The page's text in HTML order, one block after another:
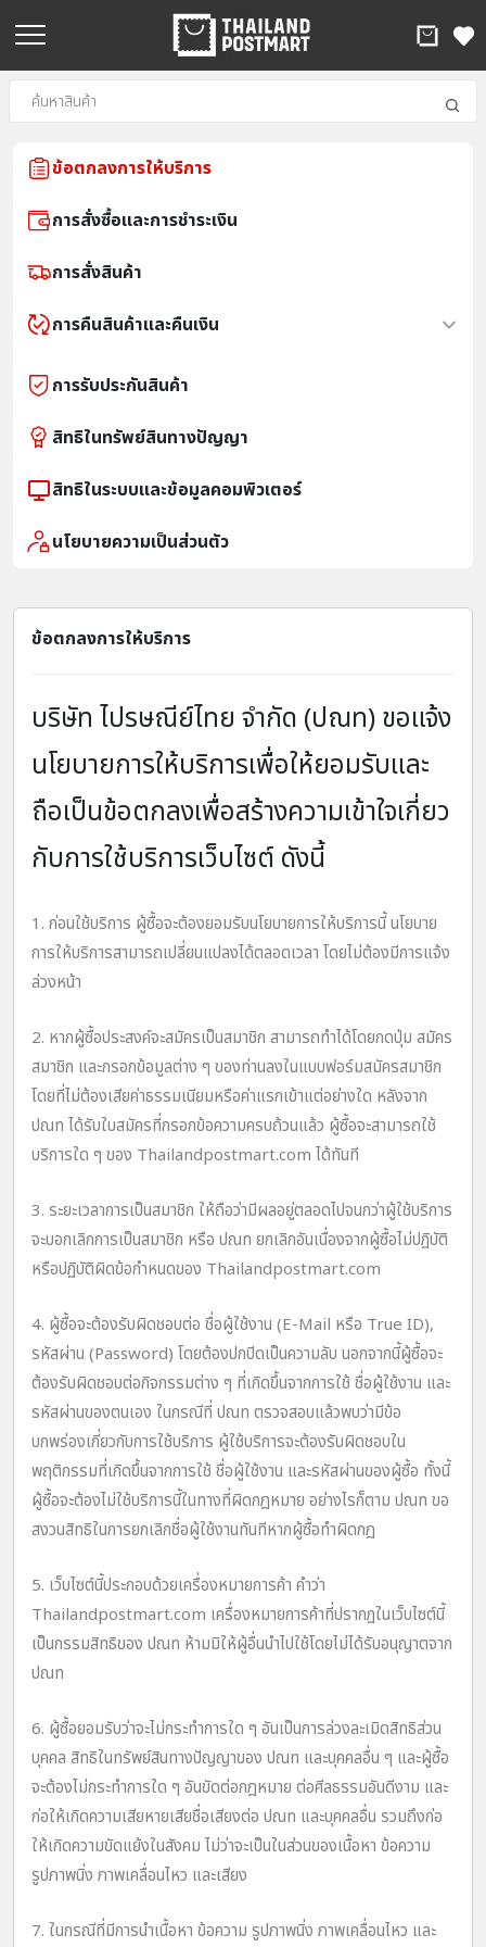
ข้อตกลงการให้บริการ
การสั่งซื้อและการชำระเงิน
การสั่งสินค้า
การคืนสินค้าและคืนเงิน
การรับประกันสินค้า
สิทธิในทรัพย์สินทางปัญญา
สิทธิในระบบและข้อมูลคอมพิวเตอร์
นโยบายความเป็นส่วนตัว
ข้อตกลงการให้บริการ
บริษัท ไปรษณีย์ไทย จำกัด (ปณท) ขอแจ้ง
นโยบายการให้บริการเพื่อให้ยอมรับและ
ถือเป็นข้อตกลงเพื่อสร้างความเข้าใจเกี่ยว
กับการใช้บริการเว็บไซต์ ดังนี้
1. ก่อนใช้บริการ ผู้ซื้อจะต้องยอมรับนโยบายการให้บริการนี้ นโยบาย
การให้บริการสามารถเปลี่ยนแปลงได้ตลอดเวลา โดยไม่ต้องมีการแจ้ง
ล่วงหน้า
2. หากผู้ซื้อประสงค์จะสมัครเป็นสมาชิก สามารถทำได้โดยกดปุ่ม สมัคร
สมาชิก และกรอกข้อมูลต่าง ๆ ของท่านลงในแบบฟอร์มสมัครสมาชิก
โดยที่ไม่ต้องเสียค่าธรรมเนียมหรือค่าแรกเข้าแต่อย่างใด หลังจาก
ปณท ได้รับใบสมัครที่กรอกข้อความครบถ้วนแล้ว ผู้ซื้อจะสามารถใช้
บริการใด ๆ ของ Thailandpostmart.com ได้ทันที
3. ระยะเวลาการเป็นสมาชิก ให้ถือว่ามีผลอยู่ตลอดไปจนกว่าผู้ใช้บริการ
จะบอกเลิกการเป็นสมาชิก หรือ ปณท ยกเลิกอันเนื่องจากผู้ซื้อไม่ปฏิบัติ
หรือปฏิบัติผิดข้อกำหนดของ Thailandpostmart.com
4. ผู้ซื้อจะต้องรับผิดชอบต่อ ชื่อผู้ใช้งาน (E-Mail หรือ True ID),
รหัสผ่าน (Password) โดยต้องปกปิดเป็นความลับ นอกจากนี้ผู้ซื้อจะ
ต้องรับผิดชอบต่อกิจกรรมต่าง ๆ ที่เกิดขึ้นจากการใช้ ชื่อผู้ใช้งาน และ
รหัสผ่านของตนเอง ในกรณีที่ ปณท ตรวจสอบแล้วพบว่ามีข้อ
บกพร่องเกี่ยวกับการใช้บริการ ผู้ใช้บริการจะต้องรับผิดชอบใน
พฤติกรรมที่เกิดขึ้นจากการใช้ ชื่อผู้ใช้งาน และรหัสผ่านของผู้ซื้อ ทั้งนี้
ผู้ซื้อจะต้องไม่ใช้บริการนี้ในทางที่ผิดกฎหมาย อย่างไรก็ตาม ปณท ขอ
สงวนสิทธิในการยกเลิกชื่อผู้ใช้งานทันทีหากผู้ซื้อทำผิดกฎ
5. เว็บไซต์นี้ประกอบด้วยเครื่องหมายการค้า คำว่า
Thailandpostmart.com เครื่องหมายการค้าที่ปรากฏในเว็บไซต์นี้
เป็นกรรมสิทธิของ ปณท ห้ามมิให้ผู้อื่นนำไปใช้โดยไม่ได้รับอนุญาตจาก
ปณท
6. ผู้ซื้อยอมรับว่าจะไม่กระทำการใด ๆ อันเป็นการล่วงละเมิดสิทธิส่วน
บุคคล สิทธิในทรัพย์สินทางปัญญาของ ปณท และบุคคลอื่น ๆ และผู้ซื้อ
จะต้องไม่กระทำการใด ๆ อันขัดต่อกฎหมาย ต่อศีลธรรมอันดีงาม และ
ก่อให้เกิดความเสียหายเสียชื่อเสียงต่อ ปณท และบุคคลอื่น รวมถึงก่อ
ให้เกิดความขัดแย้งในสังคม ไม่ว่าจะเป็นในส่วนของเนื้อหา ข้อความ
รูปภาพนิ่ง ภาพเคลื่อนไหว และเสียง
7. ในกรณีที่มีการนำเนื้อหา ข้อความ รูปภาพนิ่ง ภาพเคลื่อนไหว และ